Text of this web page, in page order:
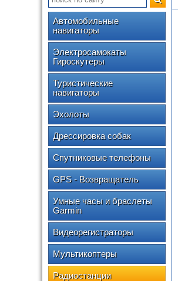
Автомобильные
навигаторы
Электросамокаты
Гироскутеры
Туристические
навигаторы
Эхолоты
Дрессировка собак
Спутниковые телефоны
GPS - Возвращатель
Умные часы и браслеты
Garmin
Видеорегистраторы
Мультикоптеры
Радиостанции